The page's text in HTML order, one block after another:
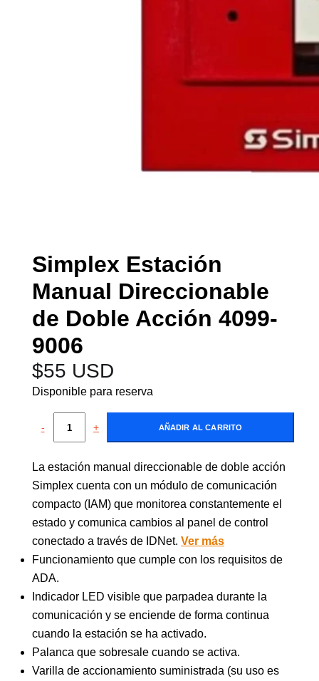
Simplex Estación
Manual Direccionable
de Doble Acción 4099-
9006
$55 USD
Disponible para reserva
- + AÑADIR AL CARRITO
La estación manual direccionable de doble acción
Simplex cuenta con un módulo de comunicación
compacto (IAM) que monitorea constantemente el
estado y comunica cambios al panel de control
conectado a través de IDNet. Ver más
Funcionamiento que cumple con los requisitos de
ADA.
Indicador LED visible que parpadea durante la
comunicación y se enciende de forma continua
cuando la estación se ha activado.
Palanca que sobresale cuando se activa.
Varilla de accionamiento suministrada (su uso es